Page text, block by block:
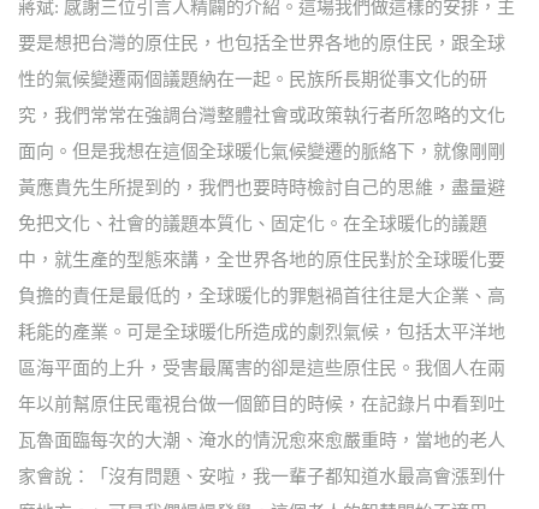
蔣斌: 感謝三位引言人精闢的介紹。這場我們做這樣的安排，主
要是想把台灣的原住民，也包括全世界各地的原住民，跟全球
性的氣候變遷兩個議題納在一起。民族所長期從事文化的研
究，我們常常在強調台灣整體社會或政策執行者所忽略的文化
面向。但是我想在這個全球暖化氣候變遷的脈絡下，就像剛剛
黃應貴先生所提到的，我們也要時時檢討自己的思維，盡量避
免把文化、社會的議題本質化、固定化。在全球暖化的議題
中，就生產的型態來講，全世界各地的原住民對於全球暖化要
負擔的責任是最低的，全球暖化的罪魁禍首往往是大企業、高
耗能的產業。可是全球暖化所造成的劇烈氣候，包括太平洋地
區海平面的上升，受害最厲害的卻是這些原住民。我個人在兩
年以前幫原住民電視台做一個節目的時候，在記錄片中看到吐
瓦魯面臨每次的大潮、淹水的情況愈來愈嚴重時，當地的老人
家會說：「沒有問題、安啦，我一輩子都知道水最高會漲到什